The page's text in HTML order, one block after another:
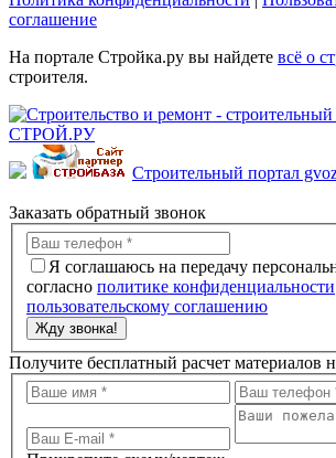
соглашение
На портале Стройка.ру вы найдете всё о
строителя.
Строительный портал
Заказать обратный звонок
Я соглашаюсь на передачу
согласно политике конфиденциальности
пользовательскому соглашению
Жду звонка!
Получите бесплатный расчет материалов